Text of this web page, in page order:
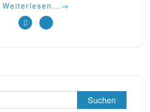
Weiterlesen... →